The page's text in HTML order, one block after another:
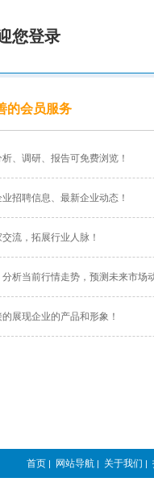
您登录
的会员服务
、调研、报告可免费浏览！
招聘信息、最新企业动态！
流，拓展行业人脉！
析当前行情走势，预测未来市场
展现企业的产品和形象！
首页 | 网站导航 | 关于我们 |